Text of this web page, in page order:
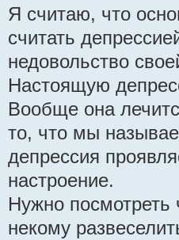
Я считаю, что
считать
недовольство
Настоящую
Вообще она
то, что мы
депрессия
настроение.
Нужно
некому